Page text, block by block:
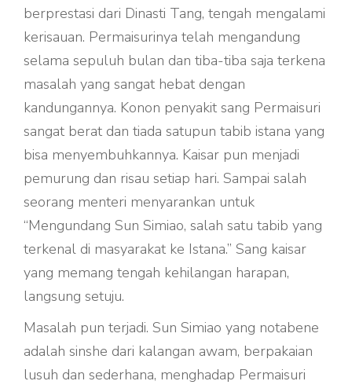
berprestasi dari Dinasti Tang, tengah mengalami
kerisauan. Permaisurinya telah mengandung
selama sepuluh bulan dan tiba-tiba saja terkena
masalah yang sangat hebat dengan
kandungannya. Konon penyakit sang Permaisuri
sangat berat dan tiada satupun tabib istana yang
bisa menyembuhkannya. Kaisar pun menjadi
pemurung dan risau setiap hari. Sampai salah
seorang menteri menyarankan untuk
“Mengundang Sun Simiao, salah satu tabib yang
terkenal di masyarakat ke Istana.” Sang kaisar
yang memang tengah kehilangan harapan,
langsung setuju.
Masalah pun terjadi. Sun Simiao yang notabene
adalah sinshe dari kalangan awam, berpakaian
lusuh dan sederhana, menghadap Permaisuri